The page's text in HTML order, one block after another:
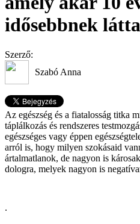
idősebbnek
Szerző:
Szabó Anna
Az egészség és a fiatalosság titka
táplálkozás és rendszeres
egészséges vagy éppen
arról is, hogy milyen szokásaid
ártalmatlanok, de nagyon is
dologra, melyek nagyon is
.